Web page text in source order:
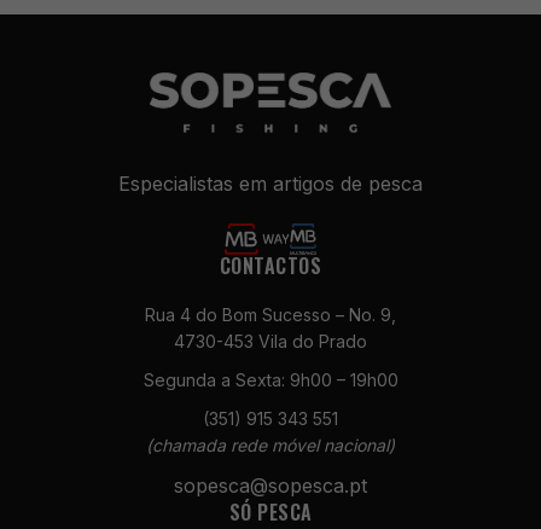
Especialistas em artigos de pesca
CONTACTOS
Rua 4 do Bom Sucesso – No. 9,
4730-453 Vila do Prado
Segunda a Sexta: 9h00 – 19h00
(351) 915 343 551
(chamada rede móvel nacional)
sopesca@sopesca.pt
SÓ PESCA